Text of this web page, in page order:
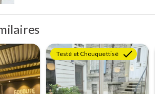
Testé et Chouquettisé